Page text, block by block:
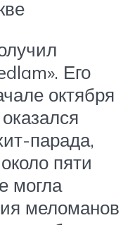
Его
октября
парада,
пяти
могла
меломанов